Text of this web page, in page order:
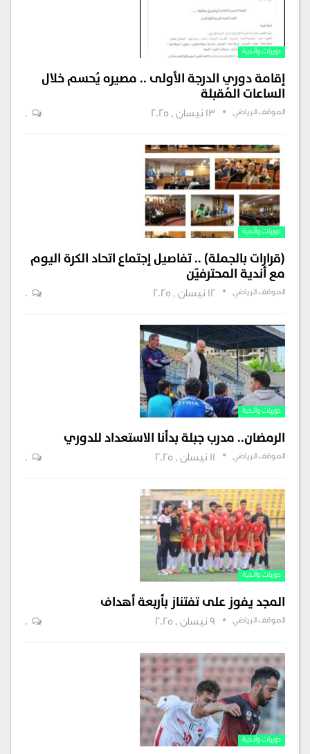
دوريات وأندية
إقامة دوري الدرجة الأولى .. مصيره يُحسم خلال
الساعات المُقبلة
الموقف الرياضي 13 نيسان , 2025 0
دوريات وأندية
(قرارات بالجملة) .. تفاصيل إجتماع اتحاد الكرة اليوم
مع أندية المحترفيّن
الموقف الرياضي 0
دوريات وأندية
الرمضان.. مدرب جبلة بدأنا الاستعداد للدوري
الموقف الرياضي 0
دوريات وأندية
المجد يفوز على تفتناز بأربعة أهداف
الموقف الرياضي 0
دوريات وأندية